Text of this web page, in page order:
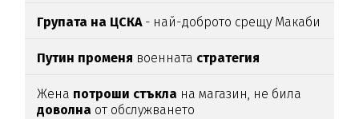
Групата на ЦСКА- най-доброто срещу Макаби
Путин променя военната стратегия
Жена потроши стъкла на магазин, не била
доволна от обслужването